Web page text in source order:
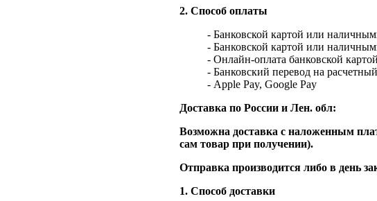
2. Способ оплаты
- Банковской картой или
- Банковской картой или
- Онлайн-оплата банковской
- Банковский перевод на
- Apple Pay, Google Pay
Доставка по России и Лен. обл:
Возможна доставка с наложенным
сам товар при получении).
Отправка производится либо в день
1. Способ доставки